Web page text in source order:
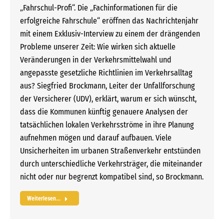
„Fahrschul-Profi“. Die „Fachinformationen für die
erfolgreiche Fahrschule“ eröffnen das Nachrichtenjahr
mit einem Exklusiv-Interview zu einem der drängenden
Probleme unserer Zeit: Wie wirken sich aktuelle
Veränderungen in der Verkehrsmittelwahl und
angepasste gesetzliche Richtlinien im Verkehrsalltag
aus? Siegfried Brockmann, Leiter der Unfallforschung
der Versicherer (UDV), erklärt, warum er sich wünscht,
dass die Kommunen künftig genauere Analysen der
tatsächlichen lokalen Verkehrsströme in ihre Planung
aufnehmen mögen und darauf aufbauen. Viele
Unsicherheiten im urbanen Straßenverkehr entstünden
durch unterschiedliche Verkehrsträger, die miteinander
nicht oder nur begrenzt kompatibel sind, so Brockmann.
Weiterlesen...